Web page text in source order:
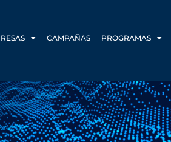
CAMPAÑAS PROGRAMAS